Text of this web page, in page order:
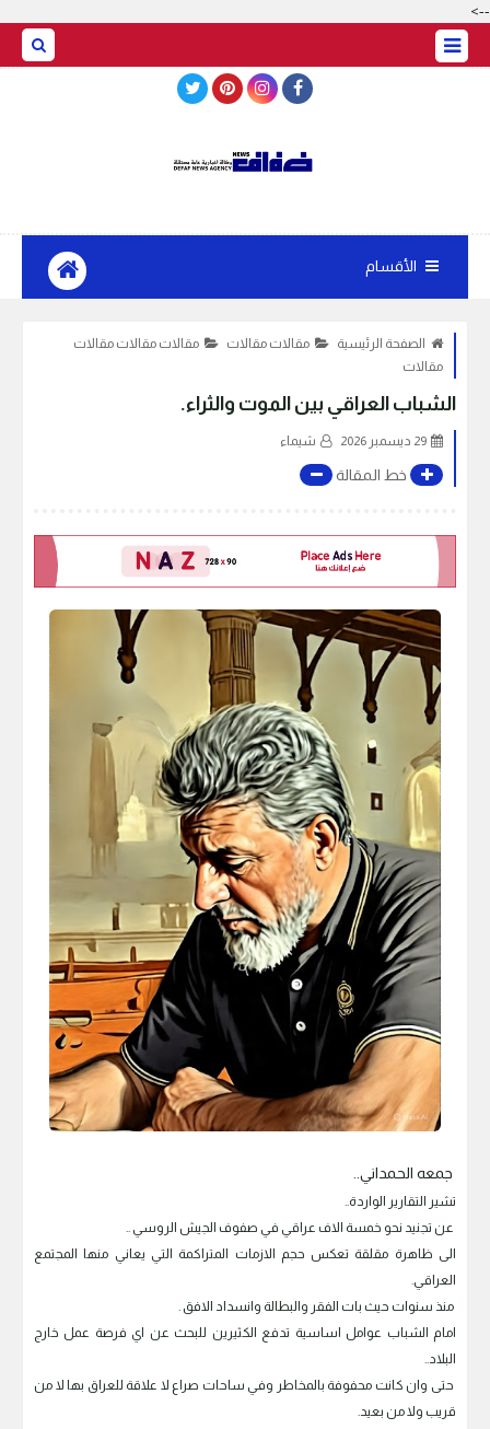
-->
الأقسام
الصفحة الرئيسية مقالات مقالات
مقالات مقالات مقالات
مقالات
الشباب العراقي بين الموت والثراء.
29 ديسمبر 2026 شيماء
خط المقالة
جمعه الحمداني..
تشير التقارير الواردة..
عن تجنيد نحو خمسة الاف عراقي في صفوف الجيش الروسي ..
الى ظاهرة مقلقة تعكس حجم الازمات المتراكمة التي يعاني منها المجتمع
العراقي.
منذ سنوات حيث بات الفقر والبطالة وانسداد الافق .
امام الشباب عوامل اساسية تدفع الكثيرين للبحث عن اي فرصة عمل خارج
البلاد..
حتى وان كانت محفوفة بالمخاطر وفي ساحات صراع لا علاقة للعراق بها لا من
قريب ولا من بعيد.